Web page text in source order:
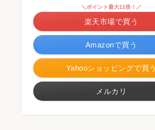
Amazonで買う
＼ポイント最大11倍！／
楽天市場で買う
Yahooショッピングで買う
メルカリ